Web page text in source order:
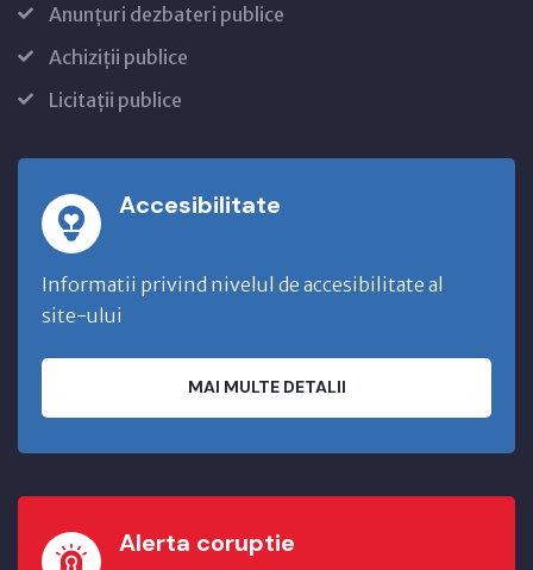
Anunțuri dezbateri publice
Achiziții publice
Licitații publice
Accesibilitate
Informatii privind nivelul de accesibilitate al
site-ului
MAI MULTE DETALII
Alerta coruptie